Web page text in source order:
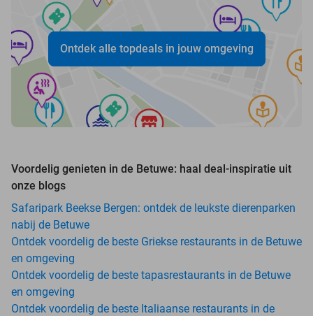
Ontdek alle topdeals in jouw omgeving
Voordelig genieten in de Betuwe: haal deal-inspiratie uit
onze blogs
Safaripark Beekse Bergen: ontdek de leukste dierenparken
nabij de Betuwe
Ontdek voordelig de beste Griekse restaurants in de Betuwe
en omgeving
Ontdek voordelig de beste tapasrestaurants in de Betuwe
en omgeving
Ontdek voordelig de beste Italiaanse restaurants in de